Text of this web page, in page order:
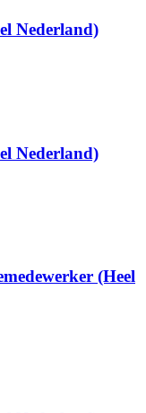
Nederland)
Nederland)
(Heel